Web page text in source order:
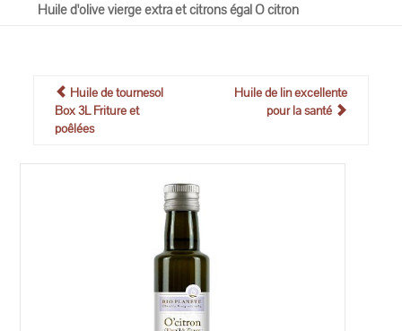
Huile d'olive vierge extra et citrons égal O citron
Huile de tournesol
Box 3L Friture et
poêlées
Huile de lin excellente
pour la santé